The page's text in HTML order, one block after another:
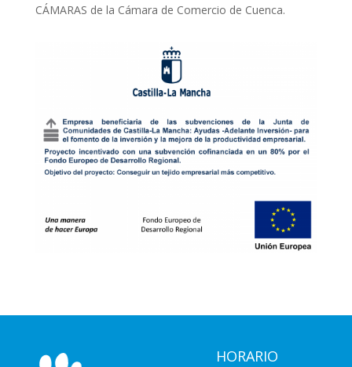
CÁMARAS de la Cámara de Comercio de Cuenca.
HORARIO